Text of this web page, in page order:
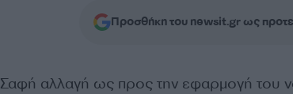
Προσθήκη του newsit.gr ως
Σαφή αλλαγή ως προς την εφαρμογή του